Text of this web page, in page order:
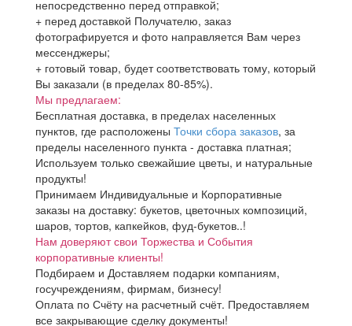
непосредственно перед отправкой;
+ перед доставкой Получателю, заказ
фотографируется и фото направляется Вам через
мессенджеры;
+ готовый товар, будет соответствовать тому, который
Вы заказали (в пределах 80-85%).
Мы предлагаем:
Бесплатная доставка, в пределах населенных
пунктов, где расположены Точки сбора заказов, за
пределы населенного пункта - доставка платная;
Используем только свежайшие цветы, и натуральные
продукты!
Принимаем Индивидуальные и Корпоративные
заказы на доставку: букетов, цветочных композиций,
шаров, тортов, капкейков, фуд-букетов..!
Нам доверяют свои Торжества и События
корпоративные клиенты!
Подбираем и Доставляем подарки компаниям,
госучреждениям, фирмам, бизнесу!
Оплата по Счёту на расчетный счёт. Предоставляем
все закрывающие сделку документы!